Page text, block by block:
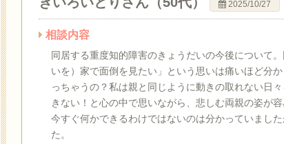
2025/10/27
相談内容
同居する重度知的障害のきょうだいの今後について
いを）家で面倒を見たい」という思いは痛いほど分
っちゃうの？私は親と同じように動きの取れない日
きない！と心の中で思いながら、悲しむ両親の姿が
今すぐ何かできるわけではないのは分かっていまし
た。